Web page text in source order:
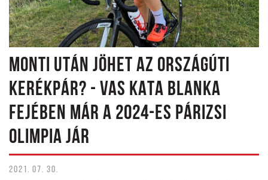
MONTI UTÁN JÖHET AZ ORSZÁGÚTI
KERÉKPÁR? - VAS KATA BLANKA
FEJÉBEN MÁR A 2024-ES PÁRIZSI
OLIMPIA JÁR
2021. 07. 30.